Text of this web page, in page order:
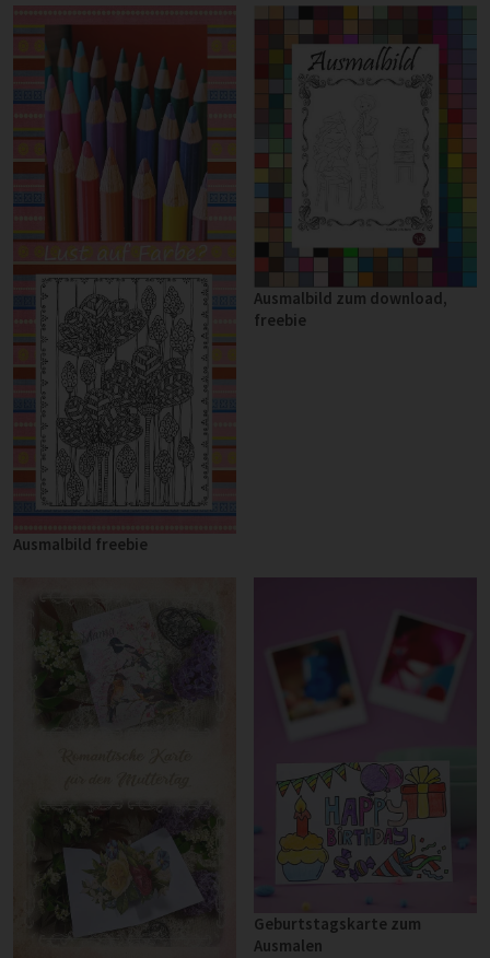
Ausmalbild freebie
Ausmalbild zum download,
freebie
Geburtstagskarte zum
Ausmalen